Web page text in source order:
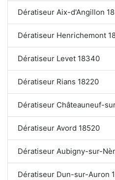
Dératiseur Aix-d'Angillon
Dératiseur Henrichemont
Dératiseur Levet 18340
Dératiseur Rians 18220
Dératiseur Châteauneuf-
Dératiseur Avord 18520
Dératiseur Aubigny-sur-
Dératiseur Dun-sur-Auron